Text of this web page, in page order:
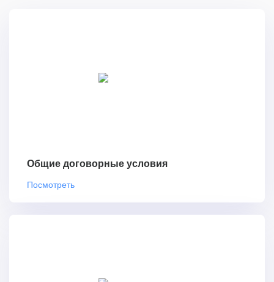
Общие договорные условия
Посмотреть